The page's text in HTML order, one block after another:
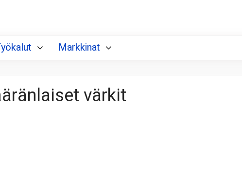
Markkinat
värkit